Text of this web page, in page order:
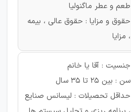
طعم و عطر ماگنولیا
حقوق و مزایا : حقوق عالی ، بیمه
، مزایا
جنسیت : آقا یا خانم
سن : بین 25 تا 35 سال
حداقل تحصیلات : لیسانس صنایع